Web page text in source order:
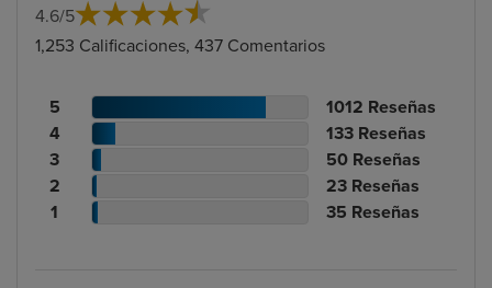
4.6/5
1,253 Calificaciones, 437 Comentarios
Recuento
de
calificaciones
de
pacientes
5
N.º
de
reseñas
1012 Reseñas
Recuento
de
calificaciones
de
4
N.º
de
reseñas
133 Reseñas
Recuento
de
calificaciones
3
N.º
de
reseñas
50 Reseñas
Recuento
de
2
N.º
de
23 Reseñas
Recuento
1
N.º
35 Reseñas